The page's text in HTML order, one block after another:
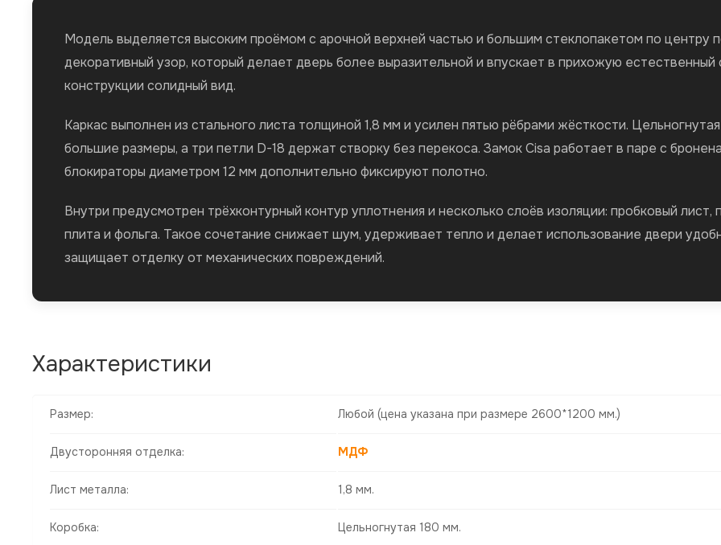
Модель выделяется высоким проёмом с арочной верхней частью и большим стеклопакетом по центру
декоративный узор, который делает дверь более выразительной и впускает в прихожую
конструкции солидный вид.
Каркас выполнен из стального листа толщиной 1,8 мм и усилен пятью рёбрами жёсткости.
большие размеры, а три петли D-18 держат створку без перекоса. Замок Cisa работает в паре с
блокираторы диаметром 12 мм дополнительно фиксируют полотно.
Внутри предусмотрен трёхконтурный контур уплотнения и несколько слоёв изоляции: пробковый лист,
плита и фольга. Такое сочетание снижает шум, удерживает тепло и делает использование двери
защищает отделку от механических повреждений.
Характеристики
Размер: Любой (цена указана при размере 2600*1200 мм.)
Двусторонняя отделка: МДФ
Лист металла: 1,8 мм.
Коробка: Цельногнутая 180 мм.